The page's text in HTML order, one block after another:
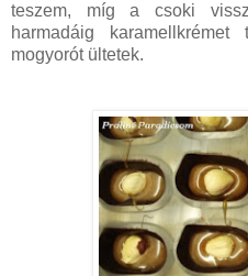
teszem, míg a csoki
harmadáig
mogyorót ültetek.